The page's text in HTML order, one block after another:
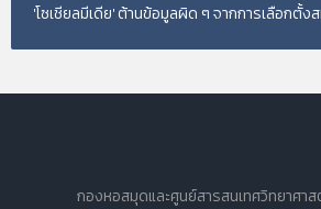
'โซเชียลมีเดีย' ต้านข้อมูลผิด ๆ จากการเลือกตั้ง
กองหอสมุดและศูนย์สารสนเทศวิทยาศาส